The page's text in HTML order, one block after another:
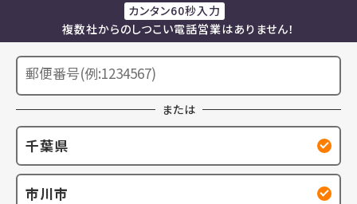
カンタン60秒入力
複数社からのしつこい電話営業はありません！
または
千葉県
市川市